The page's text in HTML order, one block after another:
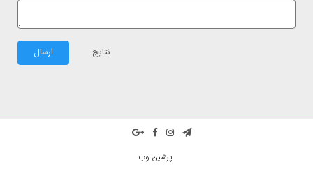
نتایج ارسال
پرشین وب